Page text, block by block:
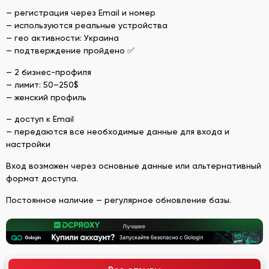
— регистрация через Email и номер
— используются реальные устройства
— гео активности: Украина
— подтверждение пройдено ✅
— 2 бизнес-профиля
— лимит: 50–250$
— женский профиль
— доступ к Email
— передаются все необходимые данные для входа и
настройки
Вход возможен через основные данные или альтернативный
формат доступа.
Постоянное наличие — регулярное обновление базы.